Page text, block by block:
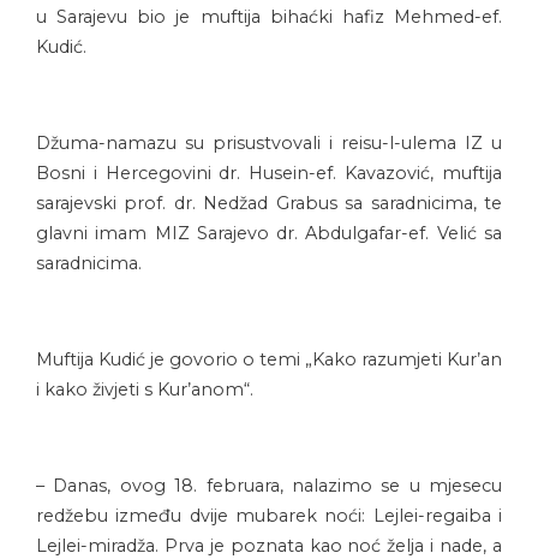
u Sarajevu bio je muftija bihaćki hafiz Mehmed-ef.
Kudić.
Džuma-namazu su prisustvovali i reisu-l-ulema IZ u
Bosni i Hercegovini dr. Husein-ef. Kavazović, muftija
sarajevski prof. dr. Nedžad Grabus sa saradnicima, te
glavni imam MIZ Sarajevo dr. Abdulgafar-ef. Velić sa
saradnicima.
Muftija Kudić je govorio o temi „Kako razumjeti Kur’an
i kako živjeti s Kur’anom“.
– Danas, ovog 18. februara, nalazimo se u mjesecu
redžebu između dvije mubarek noći: Lejlei-regaiba i
Lejlei-miradža. Prva je poznata kao noć želja i nade, a